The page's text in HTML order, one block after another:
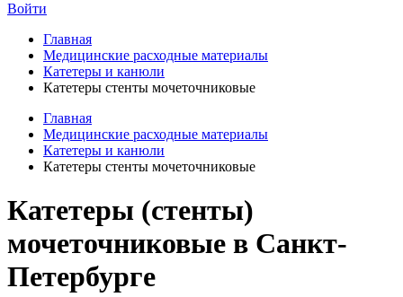
Войти
Главная
Медицинские расходные материалы
Катетеры и канюли
Катетеры стенты мочеточниковые
Главная
Медицинские расходные материалы
Катетеры и канюли
Катетеры стенты мочеточниковые
Катетеры (стенты)
мочеточниковые в Санкт-
Петербурге